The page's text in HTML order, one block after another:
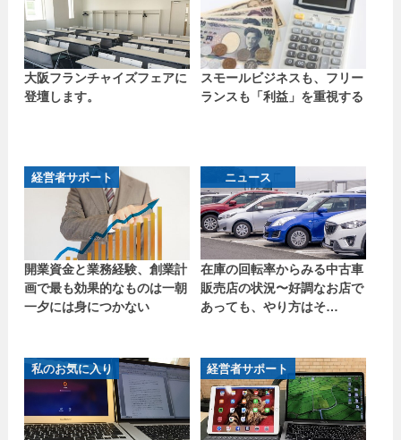
大阪フランチャイズフェアに
登壇します。
スモールビジネスも、フリー
ランスも「利益」を重視する
経営者サポート
開業資金と業務経験、創業計
画で最も効果的なものは一朝
一夕には身につかない
ニュース
在庫の回転率からみる中古車
販売店の状況〜好調なお店で
あっても、やり方はそ…
私のお気に入り 経営者サポート